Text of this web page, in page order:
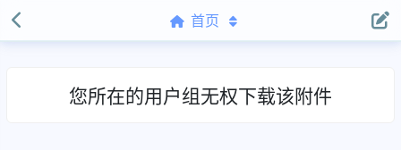
首页
您所在的用户组无权下载该附件